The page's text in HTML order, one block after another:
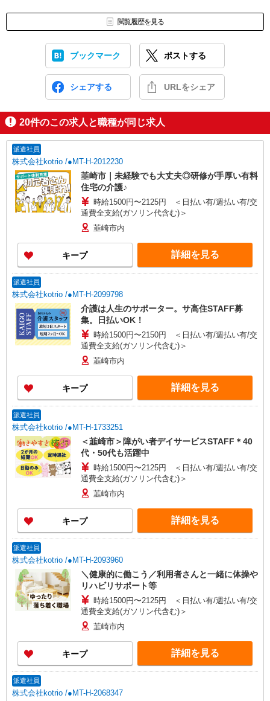
閲覧履歴を見る
ブックマーク ポストする
シェアする URLをシェア
20件のこの求人と職種が同じ求人
派遣社員
株式会社kotrio /●MT-H-2012230
韮崎市｜未経験でも大丈夫◎研修が手厚い有料
住宅の介護♪
時給1500円〜2125円 ＜日払い有/週払い有/交
通費全支給(ガソリン代含む)＞
韮崎市内
キープ 詳細を見る
派遣社員
株式会社kotrio /●MT-H-2099798
介護は人生のサポーター。サ高住STAFF募
集。日払いOK！
時給1500円〜2150円 ＜日払い有/週払い有/交
通費全支給(ガソリン代含む)＞
韮崎市内
キープ 詳細を見る
派遣社員
株式会社kotrio /●MT-H-1733251
＜韮崎市＞障がい者デイサービスSTAFF＊40
代・50代も活躍中
時給1500円〜2125円 ＜日払い有/週払い有/交
通費全支給(ガソリン代含む)＞
韮崎市内
キープ 詳細を見る
派遣社員
株式会社kotrio /●MT-H-2093960
＼健康的に働こう／利用者さんと一緒に体操や
リハビリサポート等
時給1500円〜2125円 ＜日払い有/週払い有/交
通費全支給(ガソリン代含む)＞
韮崎市内
キープ 詳細を見る
派遣社員
株式会社kotrio /●MT-H-2068347